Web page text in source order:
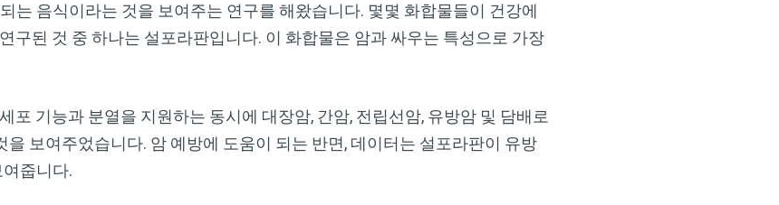
는 음식이라는 것을 보여주는 연구를 해왔습니다. 몇몇 화합물들이 건강에
구된 것 중 하나는 설포라판입니다. 이 화합물은 암과 싸우는 특성으로 가장
포 기능과 분열을 지원하는 동시에 대장암, 간암, 전립선암, 유방암 및 담배로
보여주었습니다. 암 예방에 도움이 되는 반면, 데이터는 설포라판이 유방
줍니다.